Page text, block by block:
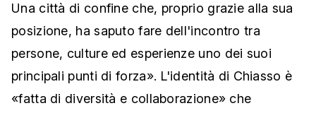
Una città di confine che, proprio grazie alla sua
posizione, ha saputo fare dell'incontro tra
persone, culture ed esperienze uno dei suoi
principali punti di forza». L'identità di Chiasso è
«fatta di diversità e collaborazione» che